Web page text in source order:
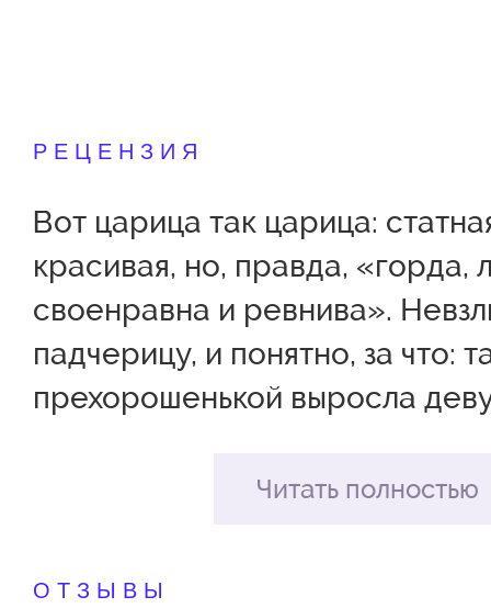
РЕЦЕНЗИЯ
Вот царица так царица:
красивая, но, правда, «горда,
своенравна и ревнива».
падчерицу, и понятно, за что:
прехорошенькой выросла
которым царица привыкла
царицы, милее и краше.
Читать полностью
ОТЗЫВЫ